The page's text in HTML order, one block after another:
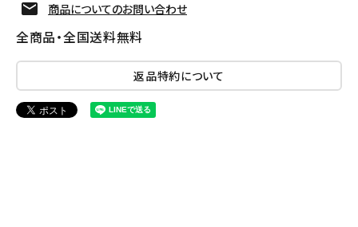
商品についてのお問い合わせ
全商品・全国送料無料
返品特約について